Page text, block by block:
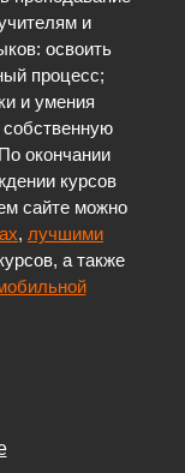
и
освоить
процесс;
и умения
собственную
окончании
курсов
сайте можно
, лучшими
а также